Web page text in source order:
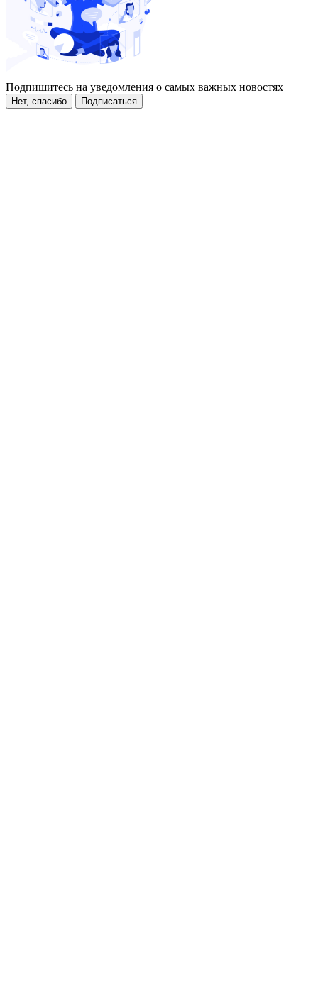
Подпишитесь на уведомления о самых важных новостях
Нет, спасибо Подписаться